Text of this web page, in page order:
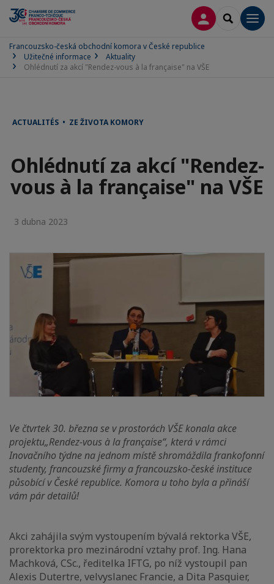
PŘIPOJIT SE
SEARCH
Francouzsko-česká obchodní komora v České republice
Užitečné informace
Aktuality
Ohlédnutí za akcí "Rendez-vous à la française" na VŠE
ACTUALITÉS • ZE ŽIVOTA KOMORY
Ohlédnutí za akcí "Rendez-
vous à la française" na VŠE
3 dubna 2023
Ve čtvrtek 30. března se v prostorách VŠE konala akce
projektu„Rendez-vous à la française“, která v rámci
Inovačního týdne na jednom místě shromáždila frankofonní
studenty, francouzské firmy a francouzsko-české instituce
působící v České republice. Komora u toho byla a přináší
vám pár detailů!
Akci zahájila svým vystoupením bývalá rektorka VŠE,
prorektorka pro mezinárodní vztahy prof. Ing. Hana
Machková, CSc., ředitelka IFTG, po níž vystoupil pan
Alexis Dutertre, velvyslanec Francie, a Dita Pasquier,